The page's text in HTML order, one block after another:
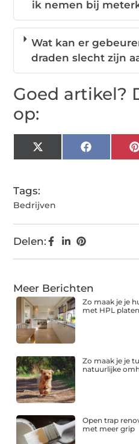
ik nemen bij
Wat kan er
draden slecht zijn
Goed artikel?
op:
X
(Twitter)
Tags:
Bedrijven
Delen:
Meer Berichten
Zo maak je je
met HPL platen
Zo maak je je
natuurlijke
Open trap
met meer grip